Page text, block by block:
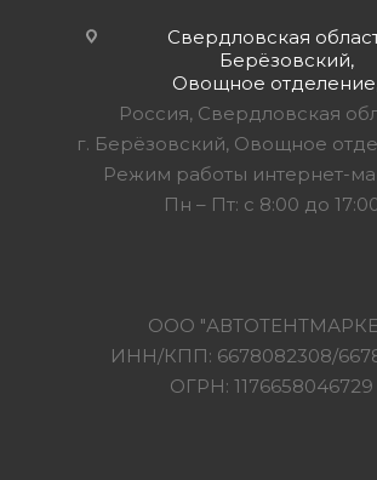
Свердловская
Берёзовский,
Овощное
Россия, Свердловская
г. Берёзовский, Овощное
Режим работы интернет-
Пн – Пт: с 8:00 до
ООО
ИНН/КПП: 6678082308/
ОГРН: 1176658046729